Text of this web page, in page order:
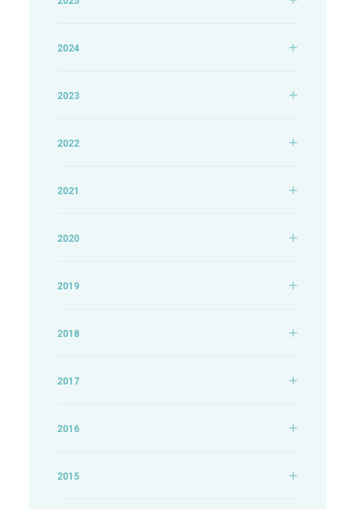
2024
2023
2022
2021
2020
2019
2018
2017
2016
2015